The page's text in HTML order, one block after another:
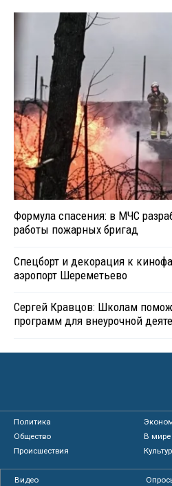
Формула спасения: в МЧС
работы пожарных бригад
Спецборт и декорация к
аэропорт Шереметьево
Сергей Кравцов: Школам
программ для внеурочной
Политика
Общество
В мире
Происшествия
Видео